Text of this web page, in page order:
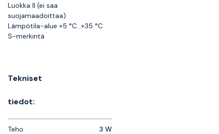
Luokka II (ei saa
suojamaadoittaa)
Lämpötila-alue +5 °C...+35 °C
S-merkintä
Tekniset
tiedot:
Teho 3 W